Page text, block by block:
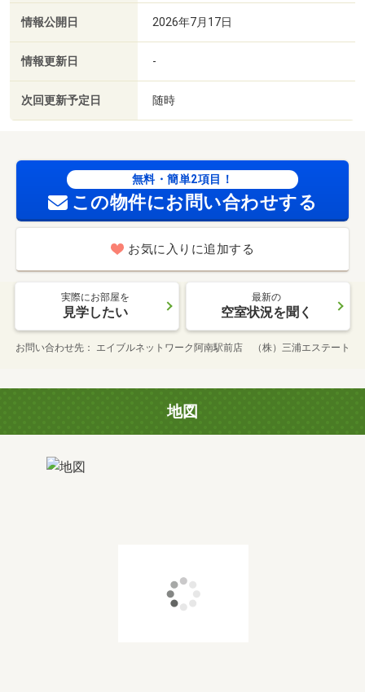
情報公開日 2026年7月17日
情報更新日 -
次回更新予定日 随時
無料・簡単2項目！
この物件にお問い合わせする
お気に入りに追加する
実際にお部屋を
見学したい
最新の
空室状況を聞く
お問い合わせ先 エイブルネットワーク阿南駅前店 （株）三浦エステート
地図